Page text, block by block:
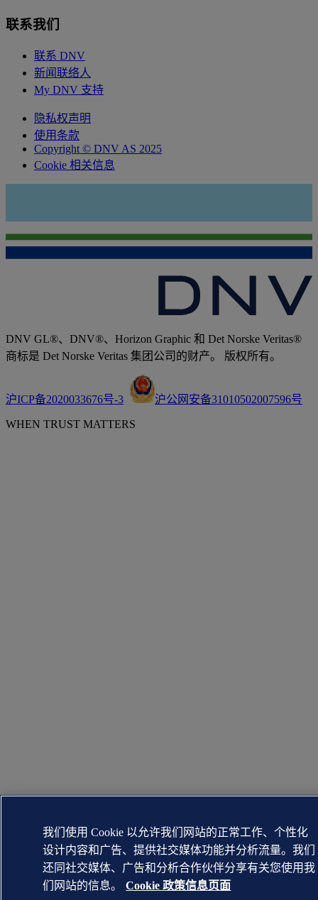
联系我们
联系 DNV
新闻联络人
My DNV 支持
隐私权声明
使用条款
Copyright © DNV AS 2025
Cookie 相关信息
DNV GL®、DNV®、Horizon Graphic 和 Det Norske Veritas®
商标是 Det Norske Veritas 集团公司的财产。 版权所有。
沪ICP备2020033676号-3 沪公网安备31010502007596号
WHEN TRUST MATTERS
我们使用 Cookie 以允许我们网站的正常工作、个性化
设计内容和广告、提供社交媒体功能并分析流量。我们
还同社交媒体、广告和分析合作伙伴分享有关您使用我
们网站的信息。
Cookie 政策信息页面